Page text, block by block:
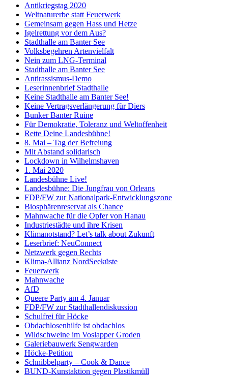
Antikriegstag 2020
Weltnaturerbe statt Feuerwerk
Gemeinsam gegen Hass und Hetze
Igelrettung vor dem Aus?
Stadthalle am Banter See
Volksbegehren Artenvielfalt
Nein zum LNG-Terminal
Stadthalle am Banter See
Antirassismus-Demo
Leserinnenbrief Stadthalle
Keine Stadthalle am Banter See!
Keine Vertragsverlängerung für Diers
Bunker Banter Ruine
Für Demokratie, Toleranz und Weltoffenheit
Rette Deine Landesbühne!
8. Mai – Tag der Befreiung
Mit Abstand solidarisch
Lockdown in Wilhelmshaven
1. Mai 2020
Landesbühne Live!
Landesbühne: Die Jungfrau von Orleans
FDP/FW zur Nationalpark-Entwicklungszone
Biosphärenreservat als Chance
Mahnwache für die Opfer von Hanau
Industriestädte und ihre Krisen
Klimanotstand? Let’s talk about Zukunft
Leserbrief: NeuConnect
Netzwerk gegen Rechts
Klima-Allianz NordSeeküste
Feuerwerk
Mahnwache
AfD
Queere Party am 4. Januar
FDP/FW zur Stadthallendiskussion
Schulfrei für Höcke
Obdachlosenhilfe ist obdachlos
Wildschweine im Voslapper Groden
Galeriebauwerk Sengwarden
Höcke-Petition
Schnibbelparty – Cook & Dance
BUND-Kunstaktion gegen Plastikmüll